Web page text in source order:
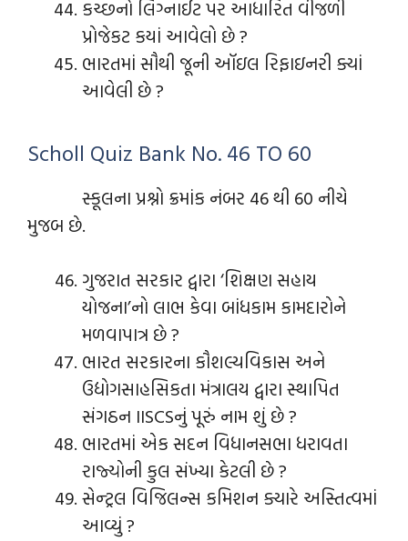
કચ્છનો લિગ્નાઈટ પર આધારિત વીજળી
પ્રોજેકટ કયાં આવેલો છે ?
ભારતમાં સૌથી જૂની ઑઇલ રિફાઇનરી ક્યાં
આવેલી છે ?
Scholl Quiz Bank No. 46 TO 60
સ્કૂલના પ્રશ્નો ક્રમાંક નંબર 46 થી 60 નીચે
મુજબ છે.
ગુજરાત સરકાર દ્વારા ‘શિક્ષણ સહાય
યોજના’નો લાભ કેવા બાંધકામ કામદારોને
મળવાપાત્ર છે ?
ભારત સરકારના કૌશલ્યવિકાસ અને
ઉદ્યોગસાહસિકતા મંત્રાલય દ્વારા સ્થાપિત
સંગઠન IISCSનું પૂરું નામ શું છે ?
ભારતમાં એક સદન વિધાનસભા ધરાવતા
રાજ્યોની કુલ સંખ્યા કેટલી છે ?
સેન્ટ્રલ વિજિલન્સ કમિશન ક્યારે અસ્તિત્વમાં
આવ્યું ?